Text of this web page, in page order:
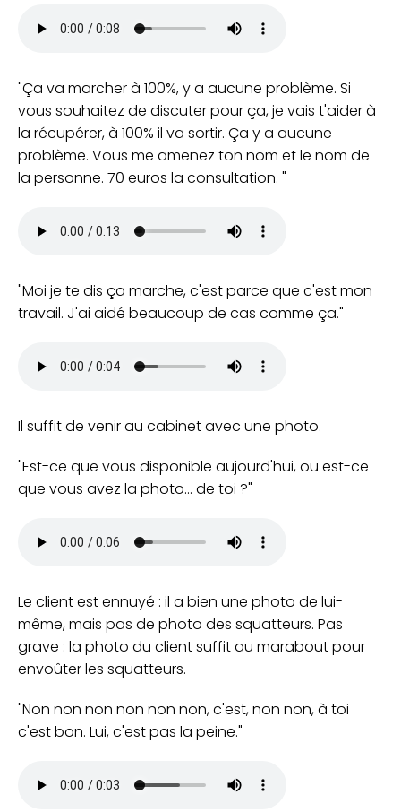
Ça va marcher à 100%, y a aucune problème. Si
vous souhaitez de discuter pour ça, je vais t'aider à
la récupérer, à 100% il va sortir. Ça y a aucune
problème. Vous me amenez ton nom et le nom de
la personne. 70 euros la consultation.
Moi je te dis ça marche, c'est parce que c'est mon
travail. J'ai aidé beaucoup de cas comme ça.
Il suffit de venir au cabinet avec une photo.
Est-ce que vous disponible aujourd'hui, ou est-ce
que vous avez la photo... de toi ?
Le client est ennuyé : il a bien une photo de lui-
même, mais pas de photo des squatteurs. Pas
grave : la photo du client suffit au marabout pour
envoûter les squatteurs.
Non non non non non non, c'est, non non, à toi
c'est bon. Lui, c'est pas la peine.